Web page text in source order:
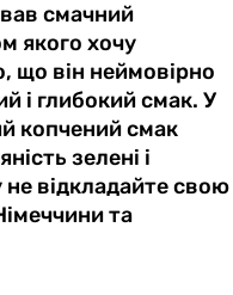
смачний
якого хочу
що він неймовірно
і глибокий смак. У
копчений смак
зелені і
відкладайте свою
та